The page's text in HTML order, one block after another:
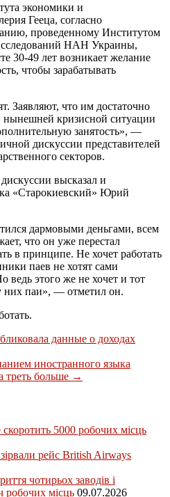
экономики и
Гееца, согласно
проведенному Институтом
НАН Украины,
30-49 лет возникает желание
чтобы зарабатывать
Заявляют, что им достаточно
нынешней кризисной ситуации
занятость», —
дискуссии представителей
секторов.
высказал и
«Старокиевский» Юрий
дармовыми деньгами, всем
что он уже перестал
в принципе. Не хочет работать
паев не хотят сами
ведь этого же не хочет и тот
них паи», — отметил он.
данные о доходах
иностранного языка
треть больше →
5000 робочих місць
рейс British Airways
чотирьох заводів і
робочих місць 09.07.2026